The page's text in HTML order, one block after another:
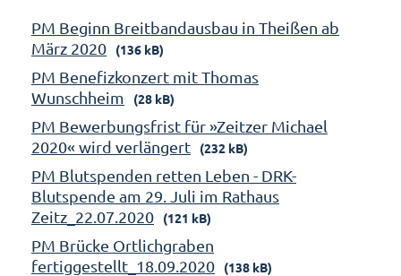
PM Beginn Breitbandausbau in Theißen ab
März 2020
(136 kB)
PM Benefizkonzert mit Thomas
Wunschheim
(28 kB)
PM Bewerbungsfrist für »Zeitzer Michael
2020« wird verlängert
(232 kB)
PM Blutspenden retten Leben - DRK-
Blutspende am 29. Juli im Rathaus
Zeitz_22.07.2020
(121 kB)
PM Brücke Ortlichgraben
fertiggestellt_18.09.2020
(138 kB)